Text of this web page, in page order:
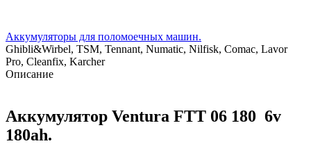
Аккумуляторы для поломоечных машин.
Ghibli&Wirbel, TSM, Tennant, Numatic, Nilfisk, Comac, Lavor
Pro, Cleanfix, Karcher
Описание
Аккумулятор Ventura FТT 06 180 6v
180ah.